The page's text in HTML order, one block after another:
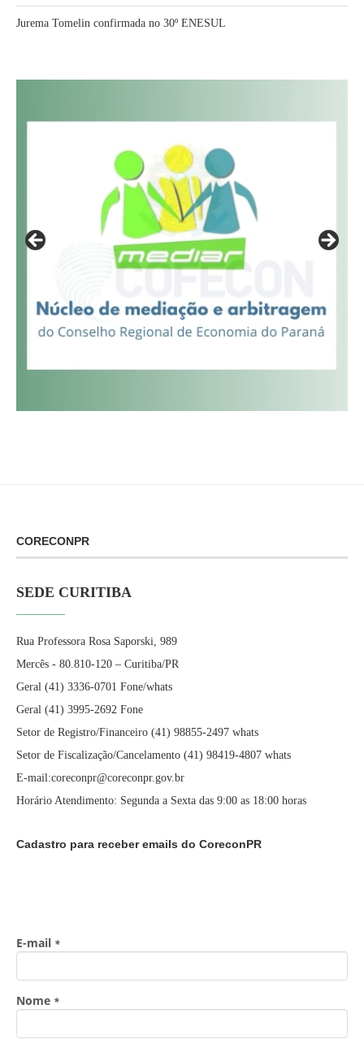
Jurema Tomelin confirmada no 30º ENESUL
CORECONPR
SEDE CURITIBA
Rua Professora Rosa Saporski, 989
Mercês - 80.810-120 – Curitiba/PR
Geral (41) 3336-0701 Fone/whats
Geral (41) 3995-2692 Fone
Setor de Registro/Financeiro (41) 98855-2497 whats
Setor de Fiscalização/Cancelamento (41) 98419-4807 whats
E-mail:coreconpr@coreconpr.gov.br
Horário Atendimento: Segunda a Sexta das 9:00 as 18:00 horas
Cadastro para receber emails do CoreconPR